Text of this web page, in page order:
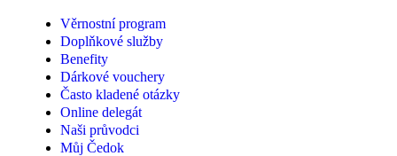
Věrnostní program
Doplňkové služby
Benefity
Dárkové vouchery
Často kladené otázky
Online delegát
Naši průvodci
Můj Čedok